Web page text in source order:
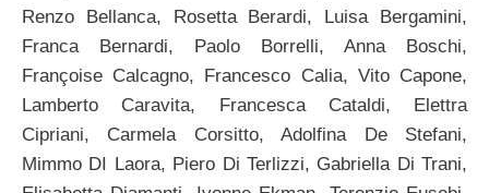
Renzo Bellanca, Rosetta Berardi, Luisa Bergamini,
Franca Bernardi, Paolo Borrelli, Anna Boschi,
Françoise Calcagno, Francesco Calia, Vito Capone,
Lamberto Caravita, Francesca Cataldi, Elettra
Cipriani, Carmela Corsitto, Adolfina De Stefani,
Mimmo DI Laora, Piero Di Terlizzi, Gabriella Di Trani,